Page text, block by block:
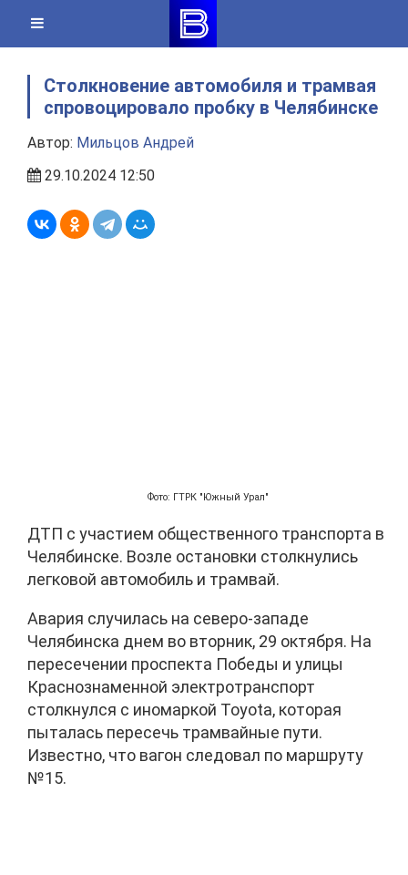
content
Столкновение автомобиля и трамвая
спровоцировало пробку в Челябинске
Автор: Мильцов Андрей
29.10.2024 12:50
Фото: ГТРК "Южный Урал"
ДТП с участием общественного транспорта в
Челябинске. Возле остановки столкнулись
легковой автомобиль и трамвай.
Авария случилась на северо-западе
Челябинска днем во вторник, 29 октября. На
пересечении проспекта Победы и улицы
Краснознаменной электротранспорт
столкнулся с иномаркой Toyota, которая
пыталась пересечь трамвайные пути.
Известно, что вагон следовал по маршруту
№15.